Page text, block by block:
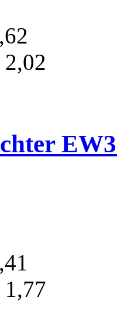
2,02
1,77